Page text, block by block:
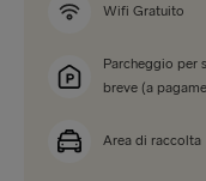
Wifi Gratuito
Parcheggio per
breve (a
Area di raccolta